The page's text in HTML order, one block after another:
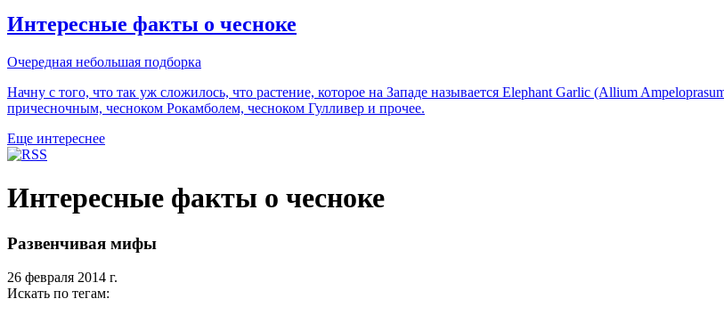
Интересные факты о чесноке
Очередная небольшая подборка
Начну с того, что так уж сложилось, что растение, которое на Западе называется Elephant Garlic (Allium
причесночным, чесноком Рокамболем, чесноком Гулливер и прочее.
Еще интереснее
Интересные факты о чесноке
Развенчивая мифы
26 февраля 2014 г.
Искать по тегам: